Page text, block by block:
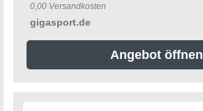
0,00 Versandkosten
gigasport.de
Angebot öffnen